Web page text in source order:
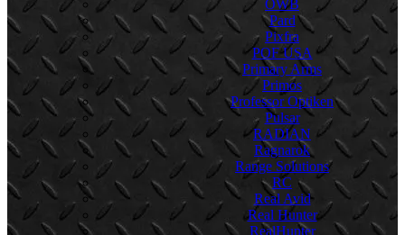
OWB
Pard
Pixfra
POF USA
Primary Arms
Primos
Professor Optiken
Pulsar
RADIAN
Ragnarok
Range Solutions
RC
Real Avid
Real Hunter
RealHunter